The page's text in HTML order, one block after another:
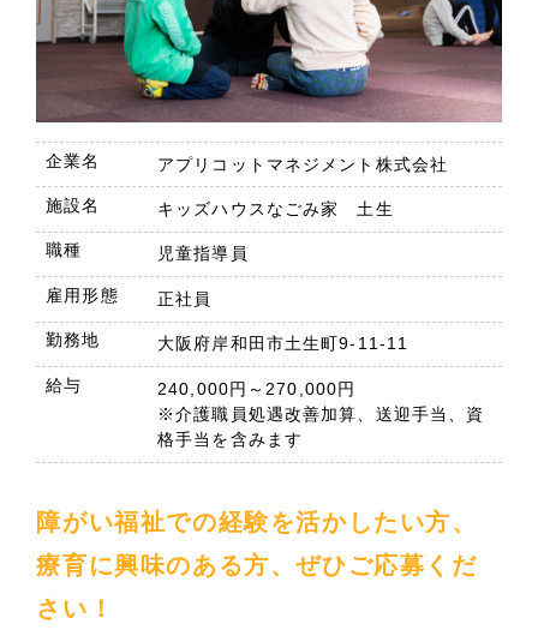
企業名 アプリコットマネジメント株式会社
施設名 キッズハウスなごみ家 土生
職種 児童指導員
雇用形態 正社員
勤務地 大阪府岸和田市土生町9-11-11
給与
240,000円～270,000円
※介護職員処遇改善加算、送迎手当、資
格手当を含みます
障がい福祉での経験を活かしたい方、
療育に興味のある方、ぜひご応募くだ
さい！